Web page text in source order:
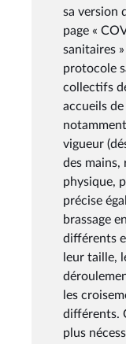
sa version
page «
sanitaires
protocole
collectifs
accueils
vigueur
des mains,
physique,
précise
brassage
différents
leur taille,
les
différents.
plus